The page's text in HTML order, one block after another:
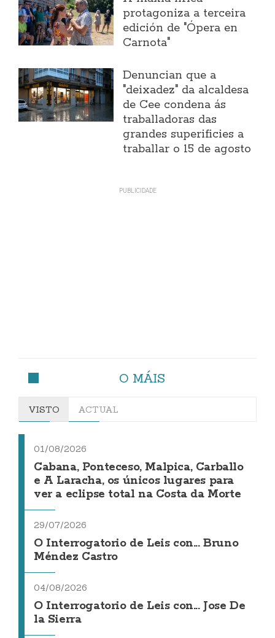
protagoniza a terceira
edición de "Ópera en
Carnota"
Denuncian que a
"deixadez" da alcaldesa
de Cee condena ás
traballadoras das
grandes superificies a
traballar o 15 de agosto
O MÁIS
VISTO ACTUAL
01/08/2026
Cabana, Ponteceso, Malpica, Carballo
e A Laracha, os únicos lugares para
ver a eclipse total na Costa da Morte
29/07/2026
O Interrogatorio de Leis con... Bruno
Méndez Castro
04/08/2026
O Interrogatorio de Leis con... Jose De
la Sierra